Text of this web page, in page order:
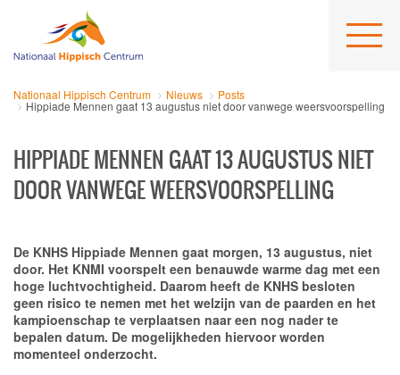
Nationaal Hippisch Centrum Nieuws Posts
Hippiade Mennen gaat 13 augustus niet door vanwege weersvoorspelling
HIPPIADE MENNEN GAAT 13 AUGUSTUS NIET
DOOR VANWEGE WEERSVOORSPELLING
De KNHS Hippiade Mennen gaat morgen, 13 augustus, niet
door. Het KNMI voorspelt een benauwde warme dag met een
hoge luchtvochtigheid. Daarom heeft de KNHS besloten
geen risico te nemen met het welzijn van de paarden en het
kampioenschap te verplaatsen naar een nog nader te
bepalen datum. De mogelijkheden hiervoor worden
momenteel onderzocht.